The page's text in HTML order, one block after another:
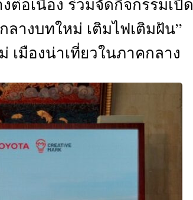
อเนื่อง ร่วมจัดกิจกรรมเปิด
กลางบทใหม่ เติมไฟเติมฝัน”
เมืองน่าเที่ยวในภาคกลาง